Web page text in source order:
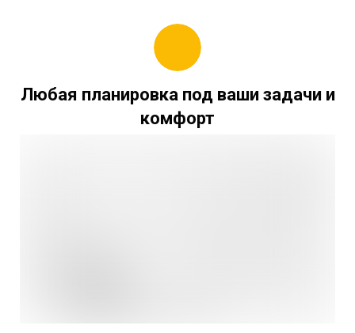
Любая планировка под ваши задачи и
комфорт